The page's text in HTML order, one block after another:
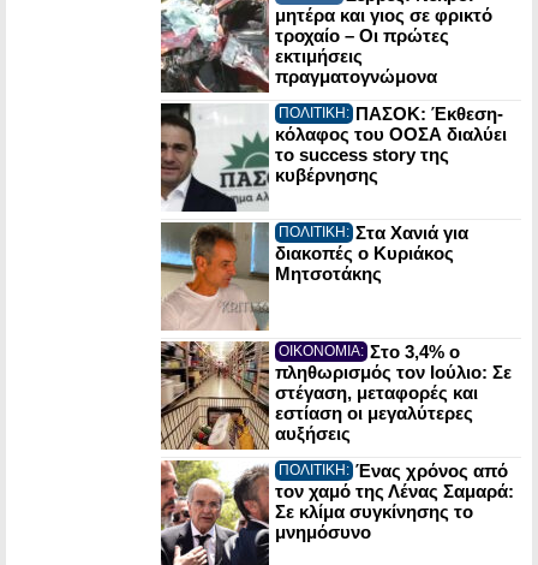
μητέρα και γιος σε φρικτό
τροχαίο – Οι πρώτες
εκτιμήσεις
πραγματογνώμονα
ΠΟΛΙΤΙΚΗ: ΠΑΣΟΚ: Έκθεση-
κόλαφος του ΟΟΣΑ διαλύει
το success story της
κυβέρνησης
ΠΟΛΙΤΙΚΗ: Στα Χανιά για
διακοπές ο Κυριάκος
Μητσοτάκης
ΟΙΚΟΝΟΜΙΑ: Στο 3,4% ο
πληθωρισμός τον Ιούλιο: Σε
στέγαση, μεταφορές και
εστίαση οι μεγαλύτερες
αυξήσεις
ΠΟΛΙΤΙΚΗ: Ένας χρόνος από
τον χαμό της Λένας Σαμαρά:
Σε κλίμα συγκίνησης το
μνημόσυνο